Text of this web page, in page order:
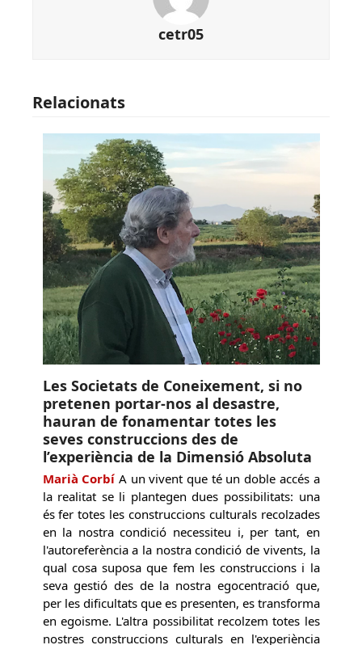
cetr05
Relacionats
Les Societats de Coneixement, si no
pretenen portar-nos al desastre,
hauran de fonamentar totes les
seves construccions des de
l’experiència de la Dimensió Absoluta
Marià Corbí A un vivent que té un doble accés a
la realitat se li plantegen dues possibilitats: una
és fer totes les construccions culturals recolzades
en la nostra condició necessiteu i, per tant, en
l'autoreferència a la nostra condició de vivents, la
qual cosa suposa que fem les construccions i la
seva gestió des de la nostra egocentració que,
per les dificultats que es presenten, es transforma
en egoisme. L'altra possibilitat recolzem totes les
nostres construccions culturals en l'experiència